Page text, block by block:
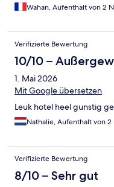
Wahan, Aufenthalt von 2
Verifizierte Bewertung
10/10 –
1. Mai 2026
Mit Google übersetzen
Leuk hotel heel gunstig
Nathalie, Aufenthalt von 2
Verifizierte Bewertung
8/10 – Sehr gut